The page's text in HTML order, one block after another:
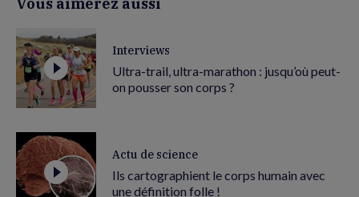
Interviews
Ultra-trail, ultra-marathon : jusqu’où peut-
on pousser son corps ?
Actu de science
Ils cartographient le corps humain avec
une définition folle !